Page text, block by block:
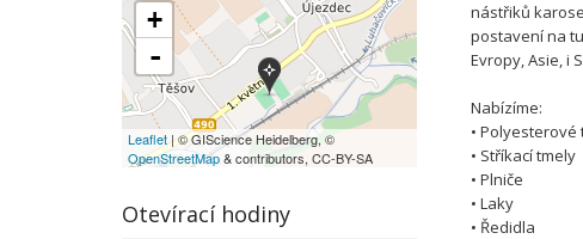
nástřiků
postavení na
Evropy, Asie, i
Nabízíme:
• Polyesterové
• Stříkací tmely
• Plniče
• Laky
• Ředidla
+
-
Leaflet| © GIScience Heidelberg, ©
OpenStreetMap& contributors, CC-BY-SA
Otevírací hodiny